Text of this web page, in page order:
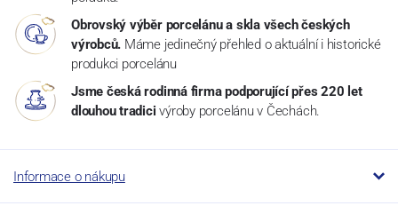
Obrovský výběr porcelánu a skla všech českých
výrobců. Máme jedinečný přehled o aktuální i historické
produkci porcelánu
Jsme česká rodinná firma podporující přes 220 let
dlouhou tradici výroby porcelánu v Čechách.
Informace o nákupu